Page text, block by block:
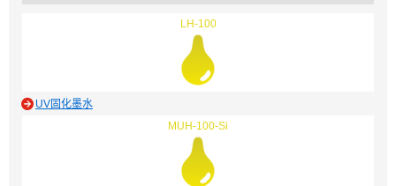
LH-100
UV固化墨水
MUH-100-Si